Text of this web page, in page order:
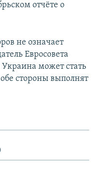
отчёте о
не означает
Евросовета
Украина может стать
стороны выполнят